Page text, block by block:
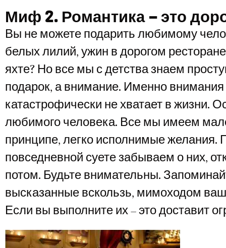
Миф 2. Романтика – это
Вы не можете подарить любимому
белых лилий, ужин в дорогом
яхте? Но все мы с детства знаем
подарок, а внимание. Именно
катастрофически не хватает в жизни.
любимого человека. Все мы имеем
принципе, легко исполнимые желания.
повседневной суете забываем о них,
потом. Будьте внимательны.
высказанные вскользь, мимоходом
Если вы выполните их – это доставит